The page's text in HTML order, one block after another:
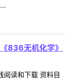
836无机化学》
阅读和下载 资料目